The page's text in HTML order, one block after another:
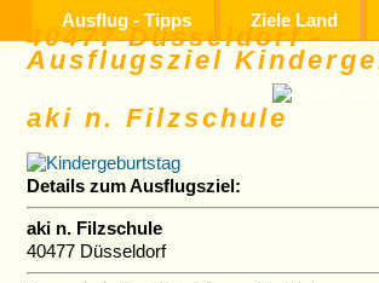
Ausflug - Tipps Ziele Land
40477 Düsseldorf -
Ausflugsziel
aki n. Filzschule
Details zum Ausflugsziel:
aki n. Filzschule
40477 Düsseldorf